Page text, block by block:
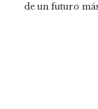
de un futuro